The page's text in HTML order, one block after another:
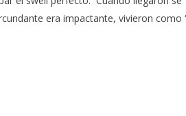
era impactante, vivieron como